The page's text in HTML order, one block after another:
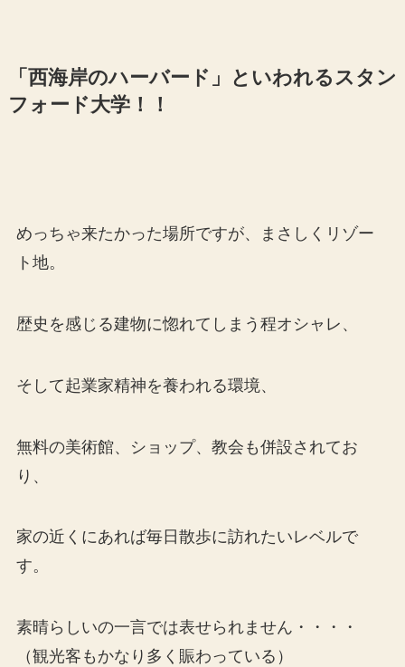
「西海岸のハーバード」といわれるスタン
フォード大学！！
めっちゃ来たかった場所ですが、まさしくリゾー
ト地。
歴史を感じる建物に惚れてしまう程オシャレ、
そして起業家精神を養われる環境、
無料の美術館、ショップ、教会も併設されてお
り、
家の近くにあれば毎日散歩に訪れたいレベルで
す。
素晴らしいの一言では表せられません・・・・
（観光客もかなり多く賑わっている）